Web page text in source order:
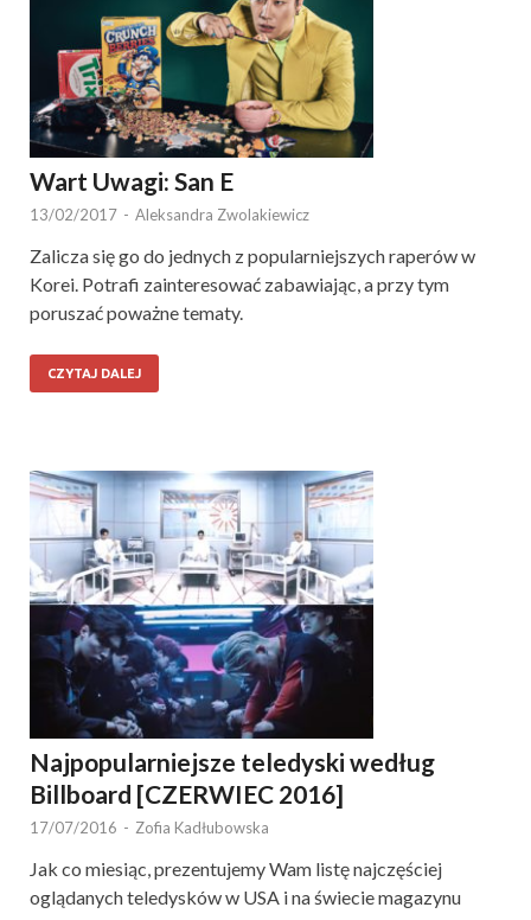
Wart Uwagi: San E
13/02/2017 - Aleksandra Zwolakiewicz
Zalicza się go do jednych z popularniejszych raperów w
Korei. Potrafi zainteresować zabawiając, a przy tym
poruszać poważne tematy.
CZYTAJ DALEJ
Najpopularniejsze teledyski według
Billboard [CZERWIEC 2016]
17/07/2016 - Zofia Kadłubowska
Jak co miesiąc, prezentujemy Wam listę najczęściej
oglądanych teledysków w USA i na świecie magazynu